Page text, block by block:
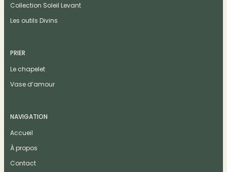
Collection Soleil Levant
Les outils Divins
PRIER
Le chapelet
Vase d’amour
NAVIGATION
Accueil
À propos
Contact